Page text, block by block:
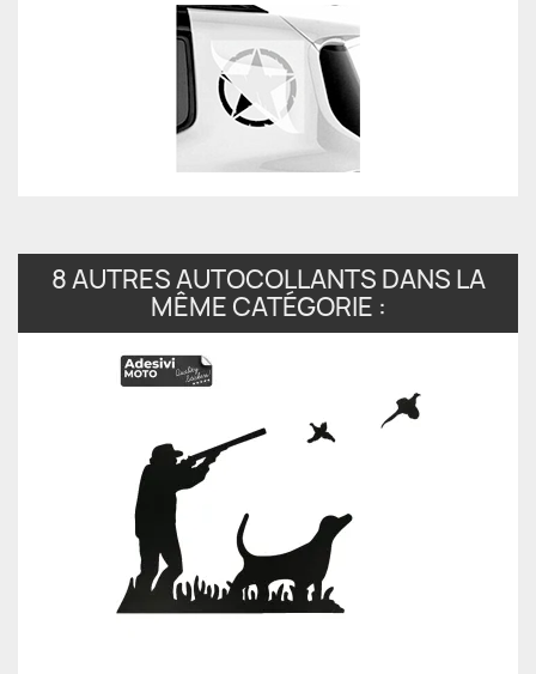
8 AUTRES AUTOCOLLANTS DANS LA
MÊME CATÉGORIE :